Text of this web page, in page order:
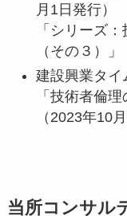
月1日発行）
「シリーズ
（その３）」
建設興業タイ
「技術者倫
（2023年10
当所コンサル